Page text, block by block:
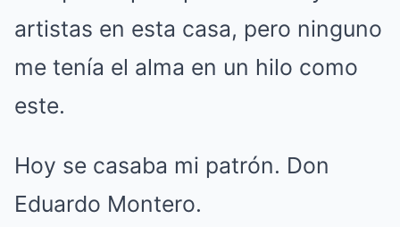
artistas en esta casa, pero ninguno
me tenía el alma en un hilo como
este.
Hoy se casaba mi patrón. Don
Eduardo Montero.